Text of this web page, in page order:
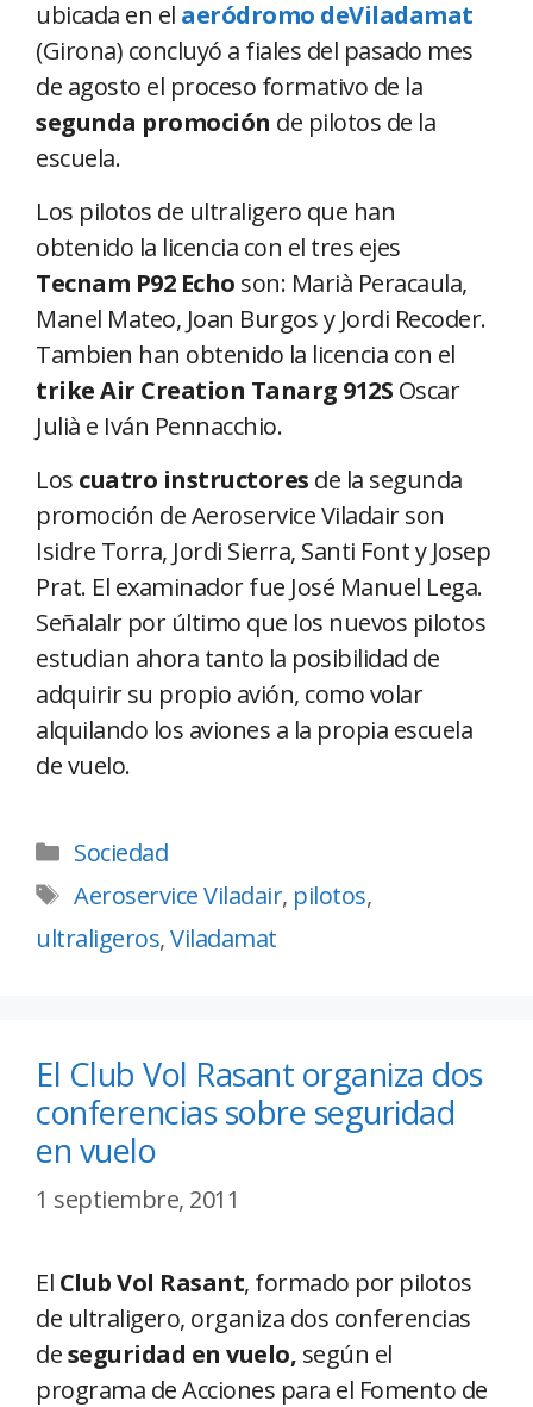
ubicada en el aeródromo deViladamat
(Girona) concluyó a fiales del pasado mes
de agosto el proceso formativo de la
segunda promoción de pilotos de la
escuela.
Los pilotos de ultraligero que han
obtenido la licencia con el tres ejes
Tecnam P92 Echo son: Marià Peracaula,
Manel Mateo, Joan Burgos y Jordi Recoder.
Tambien han obtenido la licencia con el
trike Air Creation Tanarg 912S Oscar
Julià e Iván Pennacchio.
Los cuatro instructores de la segunda
promoción de Aeroservice Viladair son
Isidre Torra, Jordi Sierra, Santi Font y Josep
Prat. El examinador fue José Manuel Lega.
Señalalr por último que los nuevos pilotos
estudian ahora tanto la posibilidad de
adquirir su propio avión, como volar
alquilando los aviones a la propia escuela
de vuelo.
Sociedad
Aeroservice Viladair, pilotos,
ultraligeros,Viladamat
El Club Vol Rasant organiza dos
conferencias sobre seguridad
en vuelo
1 septiembre, 2011
El Club Vol Rasant, formado por pilotos
de ultraligero, organiza dos conferencias
deseguridad en vuelo, según el
programa de Acciones para el Fomento de